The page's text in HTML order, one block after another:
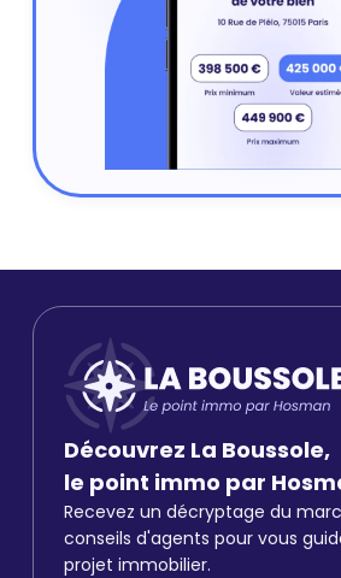
Découvrez La Boussole,
le point immo par
Recevez un décryptage du
conseils d'agents pour vous
projet immobilier.